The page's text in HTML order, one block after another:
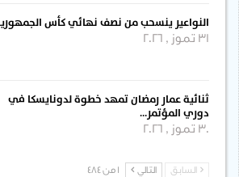
النواعير ينسحب من نصف نهائي كأس الجمهورية
31 تموز , 2026
ثنائية عمار رمضان تمهد خطوة لدونايسكا في
دوري المؤتمر…
30 تموز , 2026
السابق التالي